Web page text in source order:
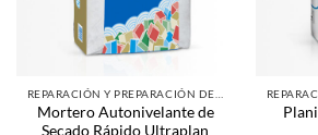
Mortero Autonivelante de
Secado Rápido Ultraplan